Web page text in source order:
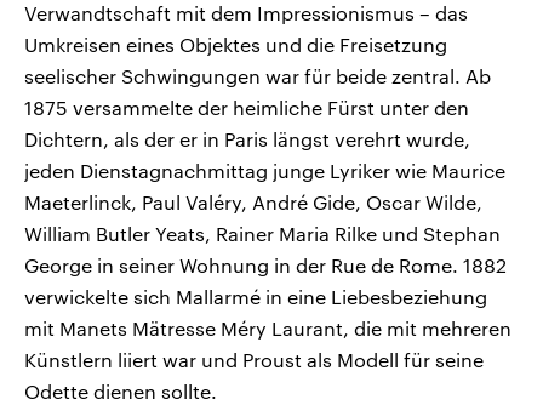
Verwandtschaft mit dem Impressionismus – das
Umkreisen eines Objektes und die Freisetzung
seelischer Schwingungen war für beide zentral. Ab
1875 versammelte der heimliche Fürst unter den
Dichtern, als der er in Paris längst verehrt wurde,
jeden Dienstagnachmittag junge Lyriker wie Maurice
Maeterlinck, Paul Valéry, André Gide, Oscar Wilde,
William Butler Yeats, Rainer Maria Rilke und Stephan
George in seiner Wohnung in der Rue de Rome. 1882
verwickelte sich Mallarmé in eine Liebesbeziehung
mit Manets Mätresse Méry Laurant, die mit mehreren
Künstlern liiert war und Proust als Modell für seine
Odette dienen sollte.